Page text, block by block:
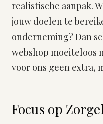
realistische aanpak.
jouw doelen te
onderneming? Dan
webshop moeiteloos
voor ons geen extra,
Focus op